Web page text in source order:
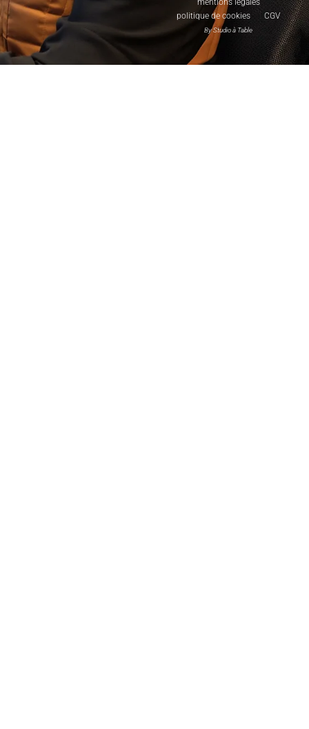
politique de cookies
CGV
By Studio à Table